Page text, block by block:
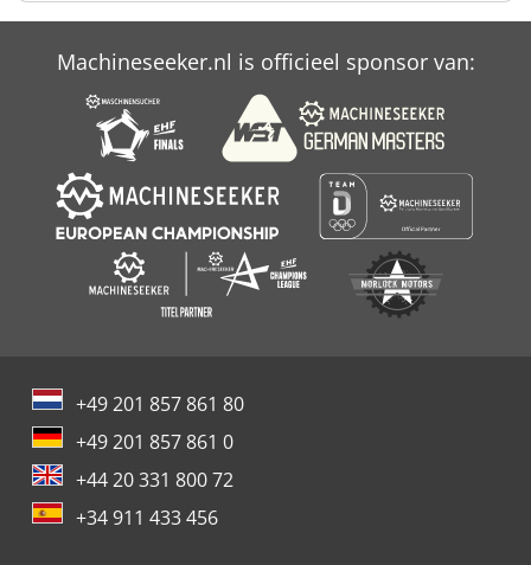
Machineseeker.nl is officieel sponsor van:
+49 201 857 861 80
+49 201 857 861 0
+44 20 331 800 72
+34 911 433 456